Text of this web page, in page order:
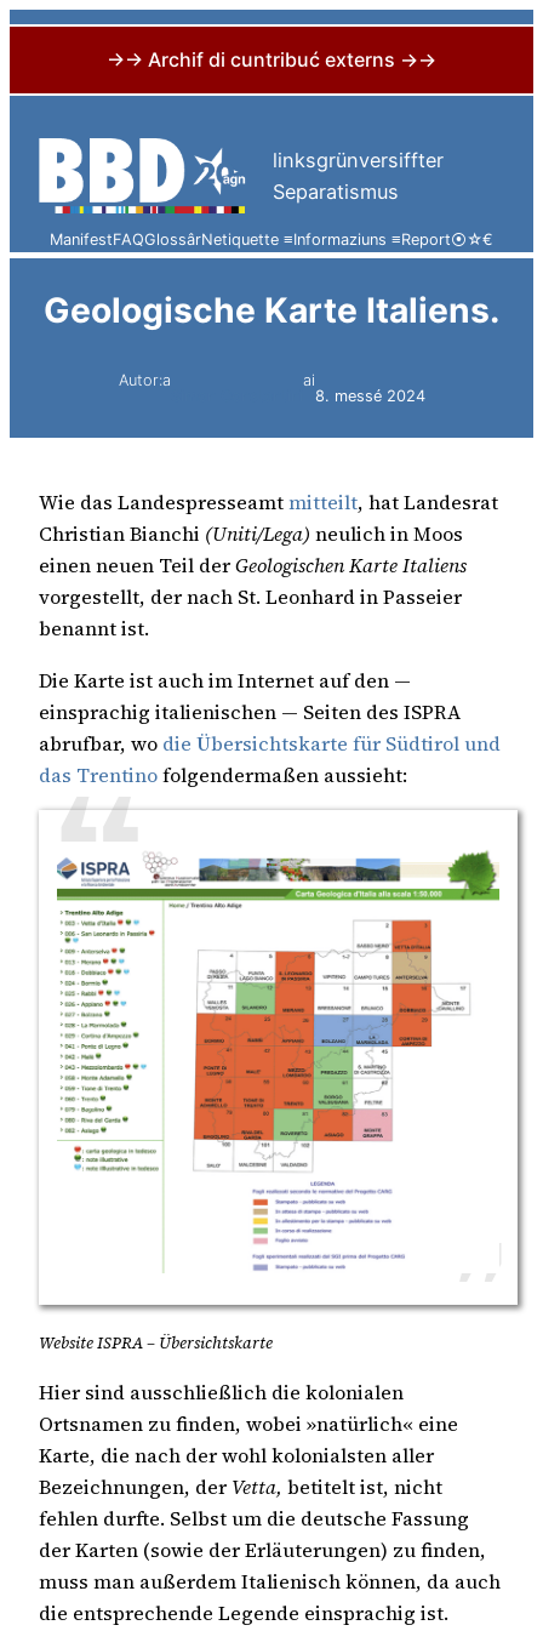
→→ Archif di cuntribuć externs →→
content
linksgrünversiffter
Separatismus
ManifestFAQGlossârNetiquette ≡Informaziuns ≡Report⦿☆€
Geologische Karte Italiens.
Autor:a
ai
8. messé 2024
Wie das Landespresseamtmitteilt, hat Landesrat
Christian Bianchi (Uniti/Lega) neulich in Moos
einen neuen Teil derGeologischen Karte Italiens
vorgestellt, der nach St. Leonhard in Passeier
benannt ist.
Die Karte ist auch im Internet auf den —
einsprachig italienischen — Seiten des ISPRA
abrufbar, wo die Übersichtskarte für Südtirol und
das Trentinofolgendermaßen aussieht:
Website ISPRA – Übersichtskarte
Hier sind ausschließlich die kolonialen
Ortsnamen zu finden, wobei »natürlich« eine
Karte, die nach der wohl kolonialsten aller
Bezeichnungen, der Vetta, betitelt ist, nicht
fehlen durfte. Selbst um die deutsche Fassung
der Karten (sowie der Erläuterungen) zu finden,
muss man außerdem Italienisch können, da auch
die entsprechende Legende einsprachig ist.